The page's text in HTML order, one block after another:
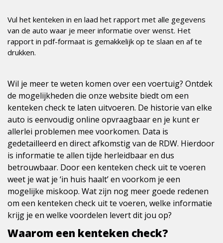
Vul het kenteken in en laad het rapport met alle gegevens
van de auto waar je meer informatie over wenst. Het
rapport in pdf-formaat is gemakkelijk op te slaan en af te
drukken.
Wil je meer te weten komen over een voertuig? Ontdek
de mogelijkheden die onze website biedt om een
kenteken check te laten uitvoeren. De historie van elke
auto is eenvoudig online opvraagbaar en je kunt er
allerlei problemen mee voorkomen. Data is
gedetailleerd en direct afkomstig van de RDW. Hierdoor
is informatie te allen tijde herleidbaar en dus
betrouwbaar. Door een kenteken check uit te voeren
weet je wat je ‘in huis haalt’ en voorkom je een
mogelijke miskoop. Wat zijn nog meer goede redenen
om een kenteken check uit te voeren, welke informatie
krijg je en welke voordelen levert dit jou op?
Waarom een kenteken check?